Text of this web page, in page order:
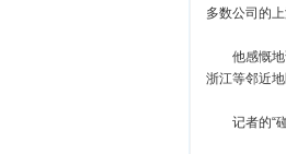
多数公司的
他感慨地说
浙江等邻近
记者的“碰